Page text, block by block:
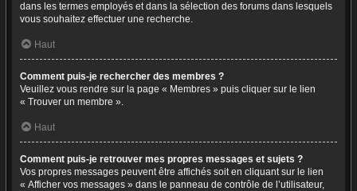
dans les termes employés et dans la sélection des forums dans lesquels
vous souhaitez effectuer une recherche.
Haut
Comment puis-je rechercher des membres ?
Veuillez vous rendre sur la page « Membres » puis cliquer sur le lien
« Trouver un membre ».
Haut
Comment puis-je retrouver mes propres messages et sujets ?
Vos propres messages peuvent être affichés soit en cliquant sur le lien
« Afficher vos messages » dans le panneau de contrôle de l’utilisateur,